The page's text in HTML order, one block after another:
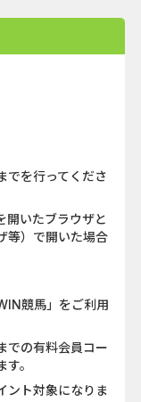
でを行ってくださ
開いたブラウザと
等）で開いた場合
競馬」をご利用
での有料会員コー
。
ント対象になりま